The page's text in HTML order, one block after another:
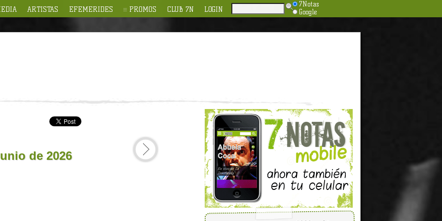
ARTISTAS EFEMERIDES PROMOS CLUB 7N LOGIN
7Notas
Google
de 2026